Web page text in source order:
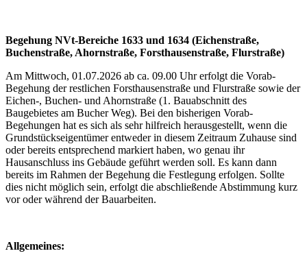
Begehung NVt-Bereiche 1633 und 1634 (Eichenstraße,
Buchenstraße, Ahornstraße, Forsthausenstraße, Flurstraße)
Am Mittwoch, 01.07.2026 ab ca. 09.00 Uhr erfolgt die Vorab-
Begehung der restlichen Forsthausenstraße und Flurstraße sowie der
Eichen-, Buchen- und Ahornstraße (1. Bauabschnitt des
Baugebietes am Bucher Weg). Bei den bisherigen Vorab-
Begehungen hat es sich als sehr hilfreich herausgestellt, wenn die
Grundstückseigentümer entweder in diesem Zeitraum Zuhause sind
oder bereits entsprechend markiert haben, wo genau ihr
Hausanschluss ins Gebäude geführt werden soll. Es kann dann
bereits im Rahmen der Begehung die Festlegung erfolgen. Sollte
dies nicht möglich sein, erfolgt die abschließende Abstimmung kurz
vor oder während der Bauarbeiten.
Allgemeines: